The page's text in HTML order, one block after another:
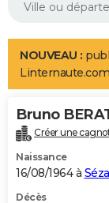
Aménagement
LIFESTYLE
Art de vivre
Bien-être
Loisirs
Mode
Modes de vie
Alimentation
Guide de la santé
Maladies
Médicaments
Sommeil
VOYAGE
Destinations
City break
Voyage nature
Voyage de noces
Forum
Climat
+PHOTO
GUIDES D'ACHAT
NOUVEAU :
Linternaute.com
Bruno
Créer une
Naissance
16/08/1964 à
Décès